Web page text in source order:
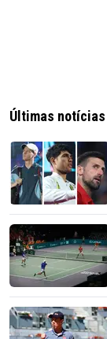
Últimas notícias